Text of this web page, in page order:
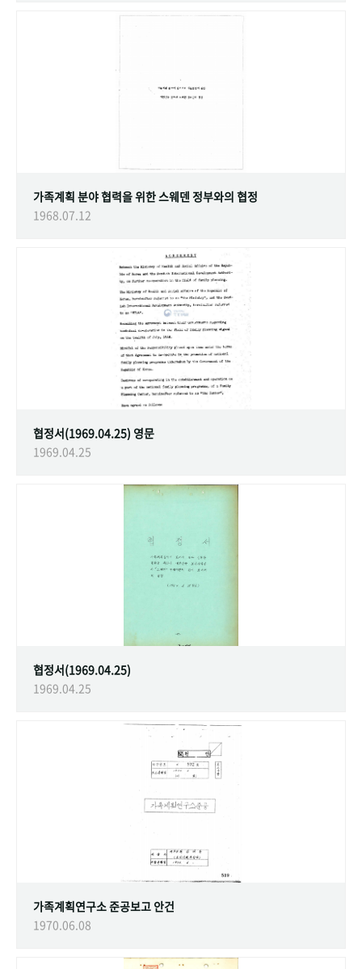
가족계획 분야 협력을 위한 스웨덴 정부와의 협정
1968.07.12
협정서(1969.04.25) 영문
1969.04.25
협정서(1969.04.25)
1969.04.25
가족계획연구소 준공보고 안건
1970.06.08